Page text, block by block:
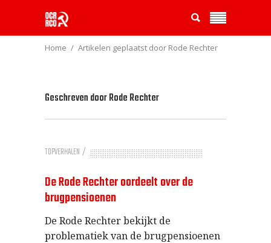
Home Artikelen geplaatst door Rode Rechter
Geschreven doorRode Rechter
TOPVERHALEN
De Rode Rechter oordeelt over de
brugpensioenen
De Rode Rechter bekijkt de
problematiek van de brugpensioenen